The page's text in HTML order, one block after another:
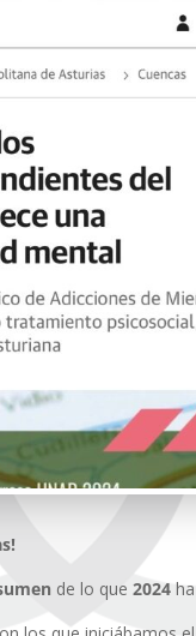
de lo que2024